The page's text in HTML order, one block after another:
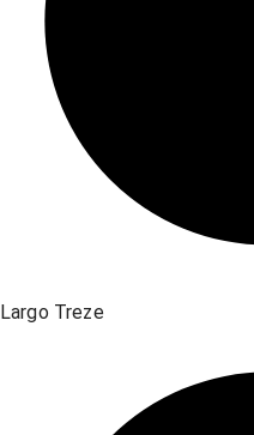
Largo Treze